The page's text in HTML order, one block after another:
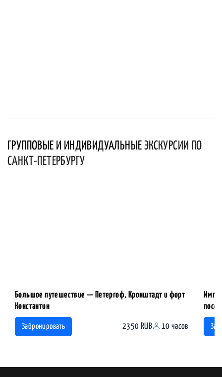
ГРУППОВЫЕ И ИНДИВИДУАЛЬНЫЕ ЭКСКУРСИИ ПО
САНКТ-ПЕТЕРБУРГУ
Большое путешествие — Петергоф, Кронштадт и форт
Константин
Забронировать 2350 RUB 10 часов